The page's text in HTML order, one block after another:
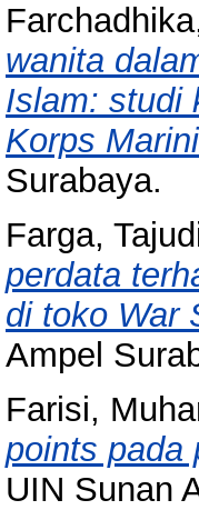
wanita
Islam: studi
Korps
Surabaya.
Farga,
perdata
di toko War
Ampel
Farisi,
points pada
UIN Sunan